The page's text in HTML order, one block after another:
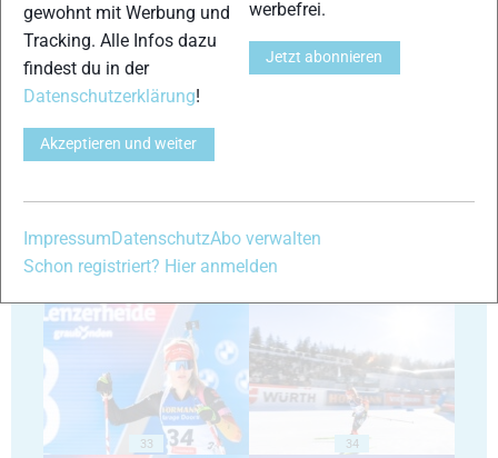
33 34
gewohnt mit Werbung und
Tracking. Alle Infos dazu
findest du in der
Datenschutzerklärung!
Akzeptieren und weiter
werbefrei.
Jetzt abonnieren
Impressum DatenschutzAbo verwalten
Schon registriert? Hier anmelden